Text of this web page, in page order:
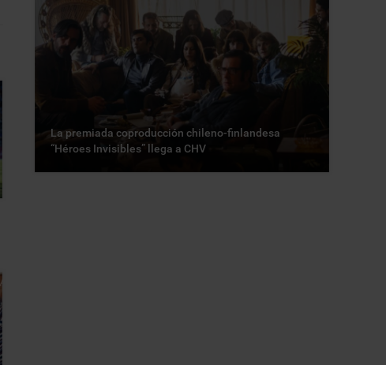
La premiada coproducción chileno-finlandesa
“Héroes Invisibles” llega a CHV